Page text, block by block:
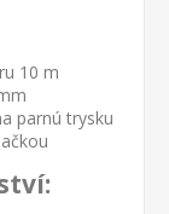
10 m
parnú trysku